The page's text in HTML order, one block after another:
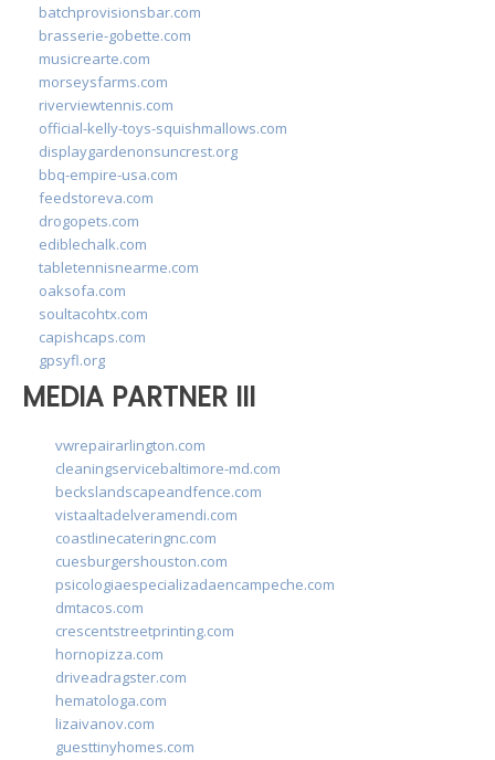
batchprovisionsbar.com
brasserie-gobette.com
musicrearte.com
morseysfarms.com
riverviewtennis.com
official-kelly-toys-squishmallows.com
displaygardenonsuncrest.org
bbq-empire-usa.com
feedstoreva.com
drogopets.com
ediblechalk.com
tabletennisnearme.com
oaksofa.com
soultacohtx.com
capishcaps.com
gpsyfl.org
MEDIA PARTNER III
vwrepairarlington.com
cleaningservicebaltimore-md.com
beckslandscapeandfence.com
vistaaltadelveramendi.com
coastlinecateringnc.com
cuesburgershouston.com
psicologiaespecializadaencampeche.com
dmtacos.com
crescentstreetprinting.com
hornopizza.com
driveadragster.com
hematologa.com
lizaivanov.com
guesttinyhomes.com